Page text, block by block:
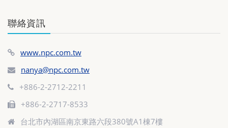
聯絡資訊
www.npc.com.tw
nanya@npc.com.tw
+886-2-2712-2211
+886-2-2717-8533
台北市內湖區南京東路六段380號A1棟7樓